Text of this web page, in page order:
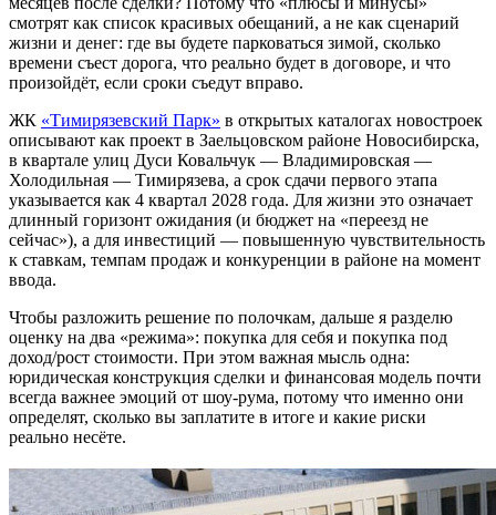
смотрят как список красивых обещаний, а не как сценарий
жизни и денег: где вы будете парковаться зимой, сколько
времени съест дорога, что реально будет в договоре, и что
произойдёт, если сроки съедут вправо.
ЖК «Тимирязевский Парк» в открытых каталогах новостроек
описывают как проект в Заельцовском районе Новосибирска,
в квартале улиц Дуси Ковальчук — Владимировская —
Холодильная — Тимирязева, а срок сдачи первого этапа
указывается как 4 квартал 2028 года. Для жизни это означает
длинный горизонт ожидания (и бюджет на «переезд не
сейчас»), а для инвестиций — повышенную чувствительность
к ставкам, темпам продаж и конкуренции в районе на момент
ввода.
Чтобы разложить решение по полочкам, дальше я разделю
оценку на два «режима»: покупка для себя и покупка под
доход/рост стоимости. При этом важная мысль одна:
юридическая конструкция сделки и финансовая модель почти
всегда важнее эмоций от шоу-рума, потому что именно они
определят, сколько вы заплатите в итоге и какие риски
реально несёте.